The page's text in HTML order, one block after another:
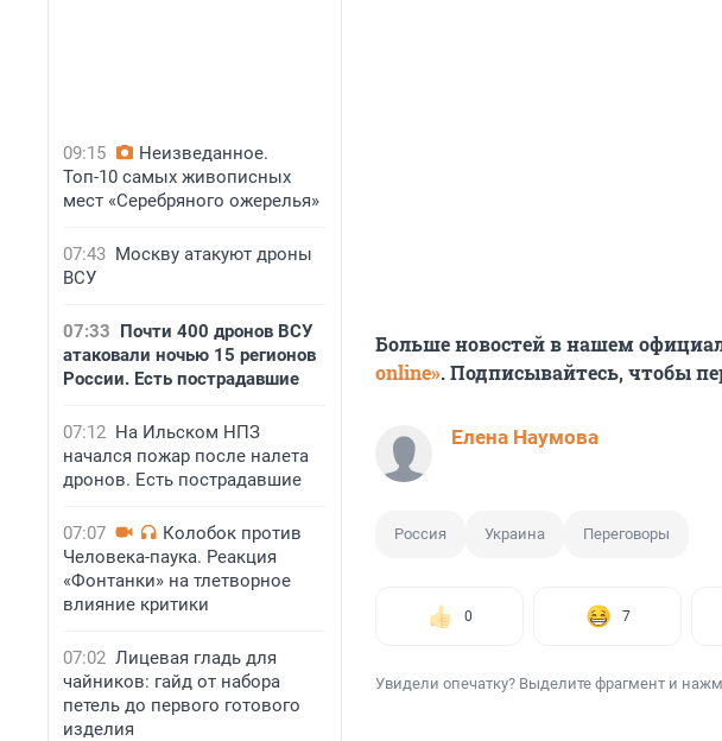
09:15
Неизведанное.
Топ-10 самых живописных
мест «Серебряного ожерелья»
07:43 Москву атакуют дроны
ВСУ
07:33 Почти 400 дронов ВСУ
атаковали ночью 15 регионов
России. Есть пострадавшие
07:12 На Ильском НПЗ
начался пожар после налета
дронов. Есть пострадавшие
07:07
Колобок против
Человека-паука. Реакция
«Фонтанки» на тлетворное
влияние критики
07:02 Лицевая гладь для
чайников: гайд от набора
петель до первого готового
изделия
Больше новостей в нашем
online». Подписывайтесь, чтобы
Елена Наумова
Россия Украина Переговоры
0 7
Увидели опечатку? Выделите фрагмент и